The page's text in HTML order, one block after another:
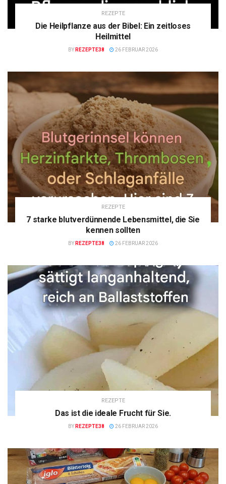
REZEPTE
Die Heilpflanze aus der Bibel: Ein zeitloses
Heilmittel
BY REZEPTE38 26 FEBRUAR 2026
REZEPTE
7 starke blutverdünnende Lebensmittel, die Sie
kennen sollten
BY REZEPTE38 26 FEBRUAR 2026
REZEPTE
Das ist die ideale Frucht für Sie.
BY REZEPTE38 26 FEBRUAR 2026